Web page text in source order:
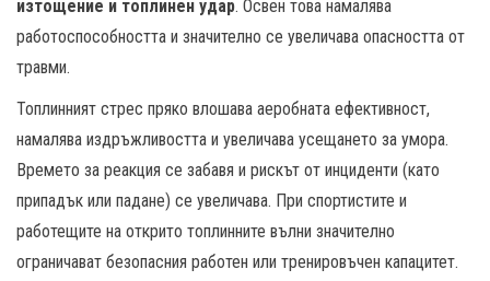
изтощение и топлинен удар. Освен това намалява
работоспособността и значително се увеличава опасността от
травми.
Топлинният стрес пряко влошава аеробната ефективност,
намалява издръжливостта и увеличава усещането за умора.
Времето за реакция се забавя и рискът от инциденти (като
припадък или падане) се увеличава. При спортистите и
работещите на открито топлинните вълни значително
ограничават безопасния работен или тренировъчен капацитет.